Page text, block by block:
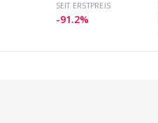
SEIT ERSTPREIS
-91.2%